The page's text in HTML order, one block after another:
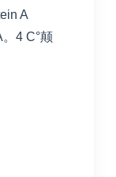
A
4 C°颠